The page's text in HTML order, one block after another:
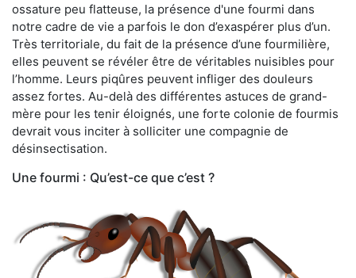
ossature peu flatteuse, la présence d'une fourmi dans
notre cadre de vie a parfois le don d’exaspérer plus d’un.
Très territoriale, du fait de la présence d’une fourmilière,
elles peuvent se révéler être de véritables nuisibles pour
l’homme. Leurs piqûres peuvent infliger des douleurs
assez fortes. Au-delà des différentes astuces de grand-
mère pour les tenir éloignés, une forte colonie de fourmis
devrait vous inciter à solliciter une compagnie de
désinsectisation.
Une fourmi : Qu’est-ce que c’est ?